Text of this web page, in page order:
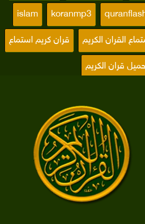
koranmp3
islam
القران الكريم قران كريم استماع
قران الكريم
الحسنى بالصوت